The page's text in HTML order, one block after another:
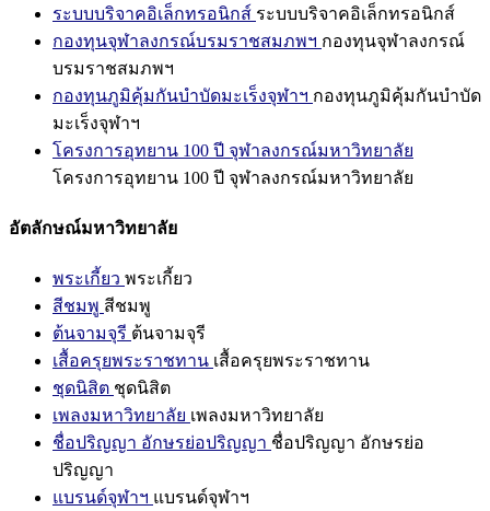
ระบบบริจาคอิเล็กทรอนิกส์ ระบบบริจาคอิเล็กทรอนิกส์
กองทุนจุฬาลงกรณ์บรมราชสมภพฯ กองทุนจุฬาลงกรณ์
บรมราชสมภพฯ
กองทุนภูมิคุ้มกันบำบัดมะเร็งจุฬาฯ กองทุนภูมิคุ้มกันบำบัด
มะเร็งจุฬาฯ
โครงการอุทยาน 100 ปี จุฬาลงกรณ์มหาวิทยาลัย
โครงการอุทยาน 100 ปี จุฬาลงกรณ์มหาวิทยาลัย
อัตลักษณ์มหาวิทยาลัย
พระเกี้ยว พระเกี้ยว
สีชมพู สีชมพู
ต้นจามจุรี ต้นจามจุรี
เสื้อครุยพระราชทาน เสื้อครุยพระราชทาน
ชุดนิสิต ชุดนิสิต
เพลงมหาวิทยาลัย เพลงมหาวิทยาลัย
ชื่อปริญญา อักษรย่อปริญญา ชื่อปริญญา อักษรย่อ
ปริญญา
แบรนด์จุฬาฯ แบรนด์จุฬาฯ